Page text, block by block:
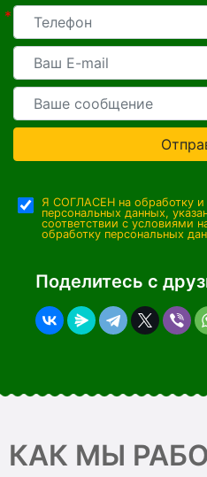
*
Я СОГЛАСЕН на обработку и
персональных данных,
соответствии с условиями
обработку персональных
Поделитесь с
КАК МЫ